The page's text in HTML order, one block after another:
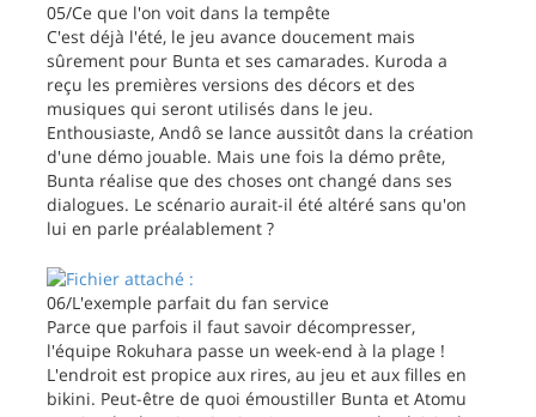
05/Ce que l'on voit dans la tempête
C'est déjà l'été, le jeu avance doucement mais
sûrement pour Bunta et ses camarades. Kuroda a
reçu les premières versions des décors et des
musiques qui seront utilisés dans le jeu.
Enthousiaste, Andô se lance aussitôt dans la création
d'une démo jouable. Mais une fois la démo prête,
Bunta réalise que des choses ont changé dans ses
dialogues. Le scénario aurait-il été altéré sans qu'on
lui en parle préalablement ?
06/L'exemple parfait du fan service
Parce que parfois il faut savoir décompresser,
l'équipe Rokuhara passe un week-end à la plage !
L'endroit est propice aux rires, au jeu et aux filles en
bikini. Peut-être de quoi émoustiller Bunta et Atomu